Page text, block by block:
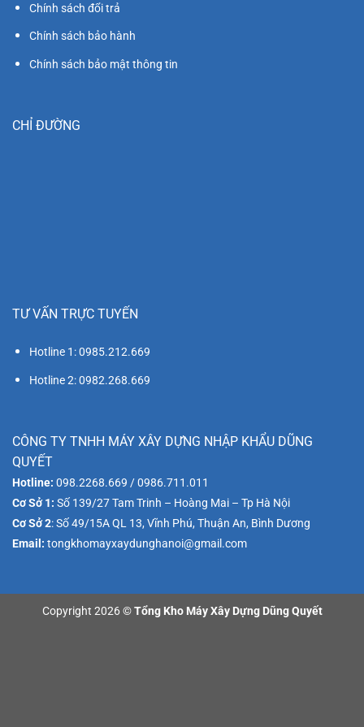
Chính sách đổi trả
Chính sách bảo hành
Chính sách bảo mật thông tin
CHỈ ĐƯỜNG
TƯ VẤN TRỰC TUYẾN
Hotline 1: 0985.212.669
Hotline 2: 0982.268.669
CÔNG TY TNHH MÁY XÂY DỰNG NHẬP KHẨU DŨNG
QUYẾT
Hotline: 098.2268.669 / 0986.711.011
Cơ Sở 1: Số 139/27 Tam Trinh – Hoàng Mai – Tp Hà Nội
Cơ Sở 2: Số 49/15A QL 13, Vĩnh Phú, Thuận An, Bình Dương
Email: tongkhomayxaydunghanoi@gmail.com
Copyright 2026 ©Tổng Kho Máy Xây Dựng Dũng Quyết